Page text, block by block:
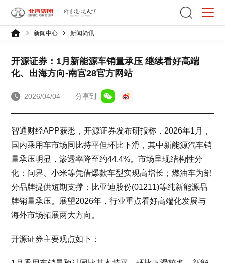
新闻中心 新闻简讯
开源证券：1月新能源车销量承压 继续看好高端
化、出海方向-南宫28官方网站
2026/04/04 分享到
智通财经APP获悉，开源证券发布研报称，2026年1月，
国内乘用车市场同比持平但环比下滑，其中新能源汽车销
量承压明显，渗透率降至约44.4%。市场呈现结构性分
化：问界、小米等凭借爆款车型实现高增长；燃油车为部
分品牌提供短期支撑；比亚迪股份(01211)等纯新能源品
牌销量承压。展望2026年，行业重点看好高端化发展与
海外市场拓展两大方向。
开源证券主要观点如下：